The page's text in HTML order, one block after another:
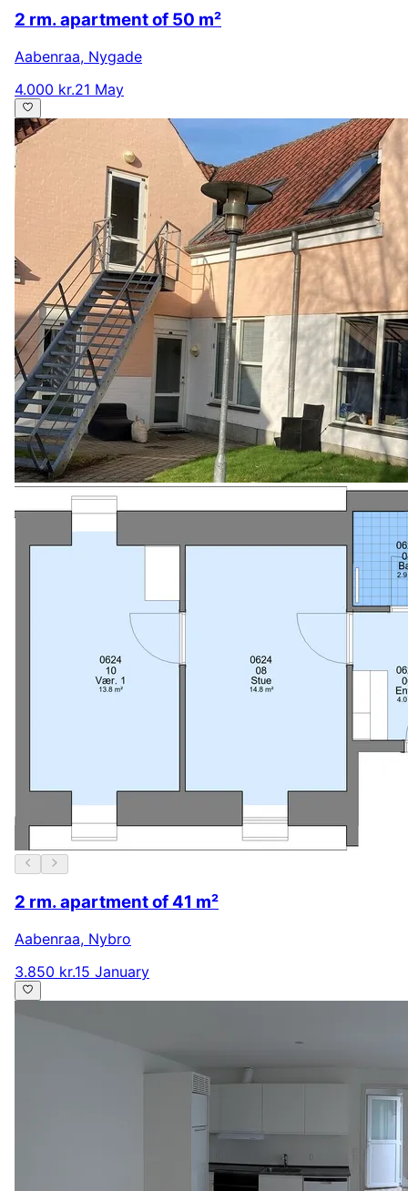
2 rm. apartment of 50 m²
Aabenraa, Nygade
4.000 kr.21 May
2 rm. apartment of 41 m²
Aabenraa, Nybro
3.850 kr.15 January